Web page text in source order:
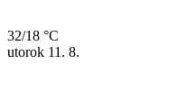
32/18 °C
utorok 11. 8.